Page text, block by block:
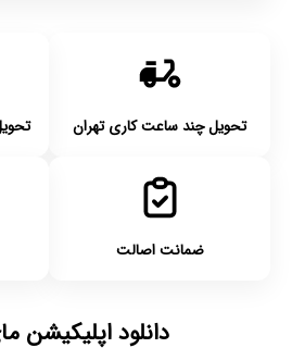
تحویل چند ساعت کاری تهران تحویل ۱ تا ۲ روز
ضمانت اصالت
دانلود اپلیکیشن